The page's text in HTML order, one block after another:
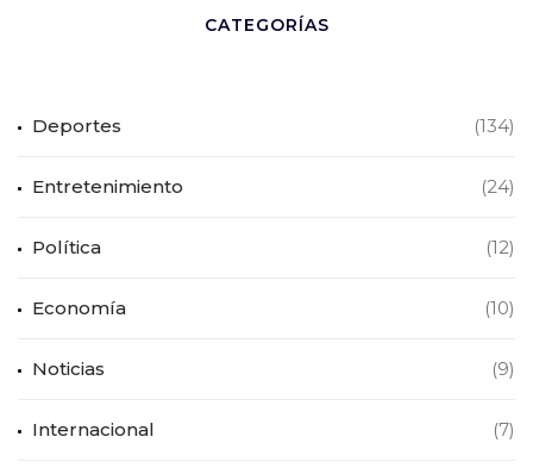
CATEGORÍAS
Deportes (134)
Entretenimiento (24)
Política (12)
Economía (10)
Noticias (9)
Internacional (7)